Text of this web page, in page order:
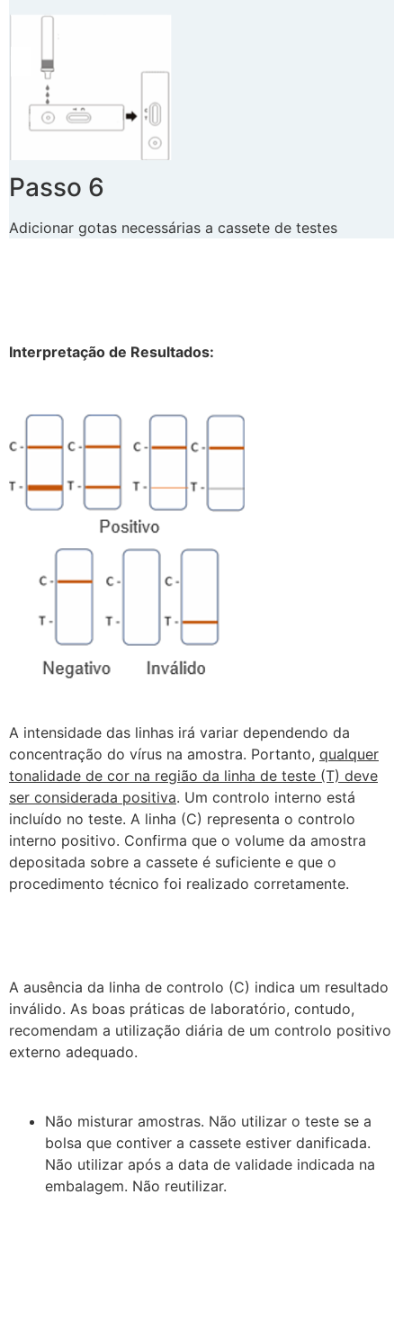
Passo 6
Adicionar gotas necessárias a cassete de testes
Interpretação de Resultados:
A intensidade das linhas irá variar dependendo da
concentração do vírus na amostra. Portanto, qualquer
tonalidade de cor na região da linha de teste (T) deve
ser considerada positiva. Um controlo interno está
incluído no teste. A linha (C) representa o controlo
interno positivo. Confirma que o volume da amostra
depositada sobre a cassete é suficiente e que o
procedimento técnico foi realizado corretamente.
A ausência da linha de controlo (C) indica um resultado
inválido. As boas práticas de laboratório, contudo,
recomendam a utilização diária de um controlo positivo
externo adequado.
Não misturar amostras. Não utilizar o teste se a
bolsa que contiver a cassete estiver danificada.
Não utilizar após a data de validade indicada na
embalagem. Não reutilizar.